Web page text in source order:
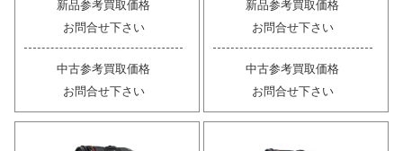
新品参考買取価格
お問合せ下さい
中古参考買取価格
お問合せ下さい
新品参考買取価格
お問合せ下さい
中古参考買取価格
お問合せ下さい